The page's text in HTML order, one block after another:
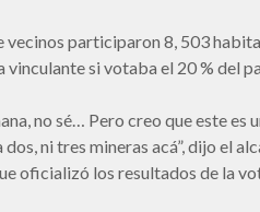
vecinos participaron 8, 503
si votaba el 20 % del
no sé… Pero creo que este
dos, ni tres mineras acá”, dijo el
oficializó los resultados de la